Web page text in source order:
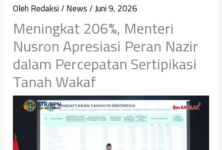
OlehRedaksi/News/Juni 9, 2026
Meningkat 206%, Menteri
Nusron Apresiasi Peran Nazir
dalam Percepatan Sertipikasi
Tanah Wakaf